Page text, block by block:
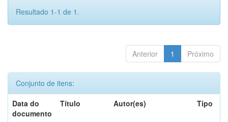
Resultado 1-1 de 1.
Anterior 1 Próximo
Conjunto de itens:
Data do
documento
Título Autor(es) Tipo